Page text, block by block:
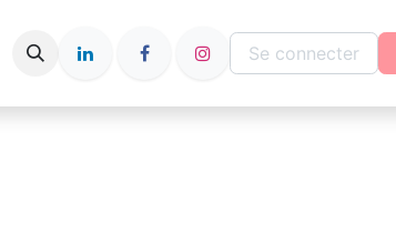
Nos Articles Se connecter